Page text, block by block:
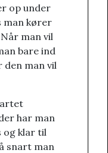
op under
man kører
man vil
bare ind
den man vil
har man
og klar til
snart man